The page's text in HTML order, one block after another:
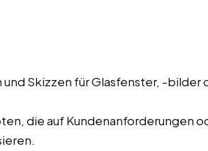
und Skizzen für Glasfenster, -
die auf Kundenanforderungen